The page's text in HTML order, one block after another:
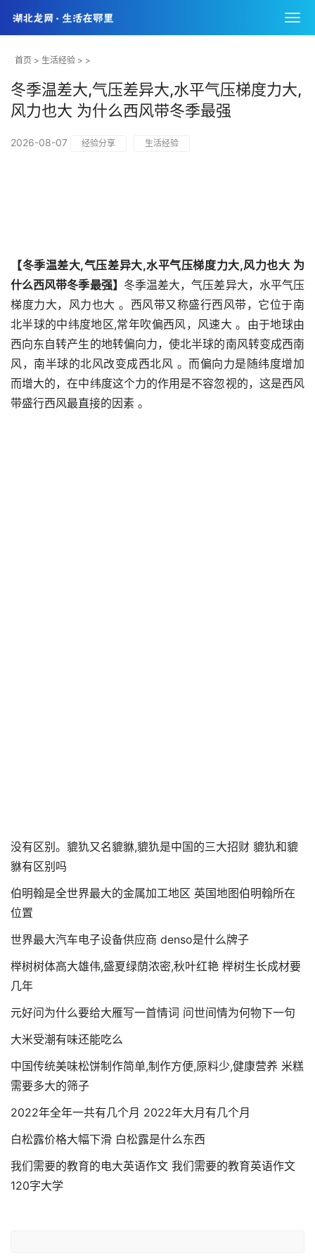
首页 > 生活经验 > >
冬季温差大,气压差异大,水平气压梯度力大,
风力也大 为什么西风带冬季最强
2026-08-07 经验分享 生活经验
【冬季温差大,气压差异大,水平气压梯度力大,风力也大 为
什么西风带冬季最强】 冬季温差大，气压差异大，水平气压
梯度力大，风力也大 。西风带又称盛行西风带，它位于南
北半球的中纬度地区,常年吹偏西风，风速大 。由于地球由
西向东自转产生的地转偏向力，使北半球的南风转变成西南
风，南半球的北风改变成西北风 。而偏向力是随纬度增加
而增大的，在中纬度这个力的作用是不容忽视的，这是西风
带盛行西风最直接的因素 。
没有区别。貔犰又名貔貅,貔犰是中国的三大招财 貔犰和貔
貅有区别吗
伯明翰是全世界最大的金属加工地区 英国地图伯明翰所在
位置
世界最大汽车电子设备供应商 denso是什么牌子
榉树树体高大雄伟,盛夏绿荫浓密,秋叶红艳 榉树生长成材要
几年
元好问为什么要给大雁写一首情词 问世间情为何物下一句
大米受潮有味还能吃么
中国传统美味松饼制作简单,制作方便,原料少,健康营养 米糕
需要多大的筛子
2022年全年一共有几个月 2022年大月有几个月
白松露价格大幅下滑 白松露是什么东西
我们需要的教育的电大英语作文 我们需要的教育英语作文
120字大学